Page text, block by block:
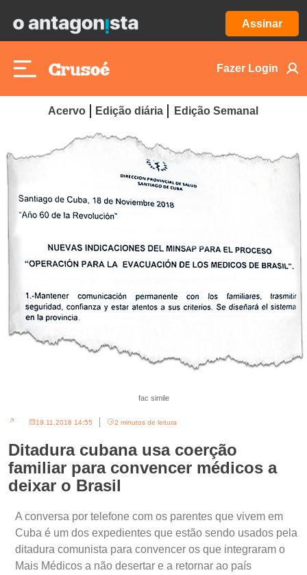
Assinar
Fazer Login
Acervo Edição diária Edição Semanal
fac simile
19.11.2018 14:55 2 minutos de leitura
Ditadura cubana usa coerção
familiar para convencer médicos a
deixar o Brasil
A conversa por telefone com os parentes que vivem em
Cuba é um dos expedientes que estão sendo usados pela
ditadura comunista para convencer os que integraram o
Mais Médicos a não desertar e a retornar ao país